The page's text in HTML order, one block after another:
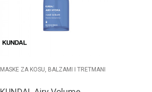
MASKE ZA KOSU, BALZAMI I TRETMANI